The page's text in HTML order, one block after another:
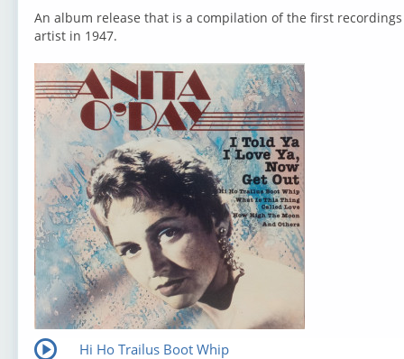
An album release that is a compilation of the first
artist in 1947.
Hi Ho Trailus Boot Whip